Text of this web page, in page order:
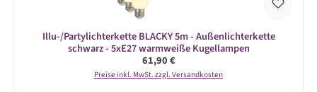
Illu-/Partylichterkette BLACKY 5m - Außenlichterkette
schwarz - 5xE27 warmweiße Kugellampen
Regulärer Preis:
61,90 €
Preise inkl. MwSt. zzgl. Versandkosten